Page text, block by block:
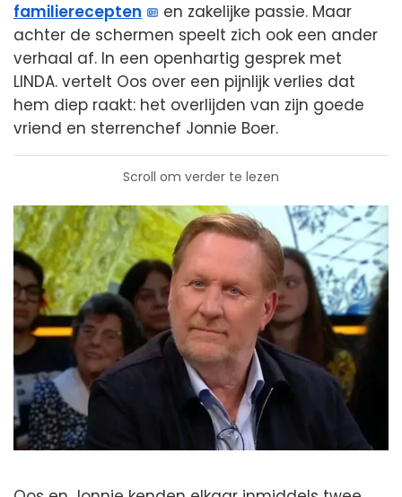
familierecepten
en zakelijke passie. Maar
achter de schermen speelt zich ook een ander
verhaal af. In een openhartig gesprek met
LINDA. vertelt Oos over een pijnlijk verlies dat
hem diep raakt: het overlijden van zijn goede
vriend en sterrenchef Jonnie Boer.
Scroll om verder te lezen